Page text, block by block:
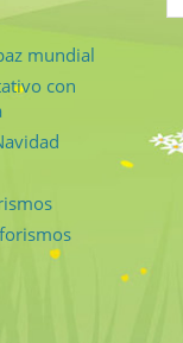
mundial
con